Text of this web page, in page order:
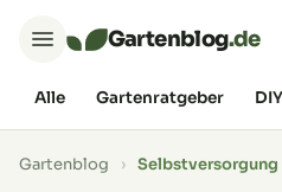
Gartenblog.de
Alle Gartenratgeber
Gartenblog › Selbstversorgung